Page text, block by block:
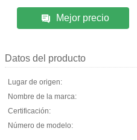
Mejor precio
Datos del producto
Lugar de origen:
Nombre de la marca:
Certificación:
Número de modelo: